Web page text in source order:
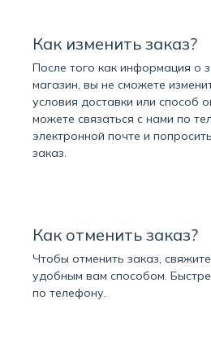
Как изменить заказ?
После того как информация о
магазин, вы не сможете
условия доставки или способ
можете связаться с нами по
электронной почте и
заказ.
Как отменить заказ?
Чтобы отменить заказ,
удобным вам способом.
по телефону.